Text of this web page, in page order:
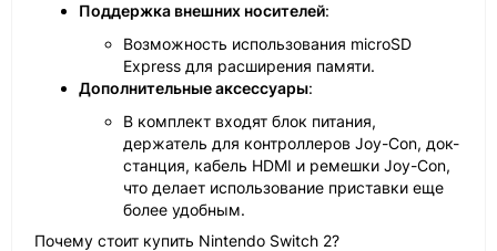
Поддержка внешних носителей:
Возможность использования microSD
Express для расширения памяти.
Дополнительные аксессуары:
В комплект входят блок питания,
держатель для контроллеров Joy-Con, док-
станция, кабель HDMI и ремешки Joy-Con,
что делает использование приставки еще
более удобным.
Почему стоит купить Nintendo Switch 2?